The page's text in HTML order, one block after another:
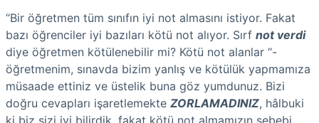
“Bir öğretmen tüm sınıfın iyi not almasını istiyor. Fakat
bazı öğrenciler iyi bazıları kötü not alıyor. Sırf not verdi
diye öğretmen kötülenebilir mi? Kötü not alanlar “-
öğretmenim, sınavda bizim yanlış ve kötülük yapmamıza
müsaade ettiniz ve üstelik buna göz yumdunuz. Bizi
doğru cevapları işaretlemekte ZORLAMADINIZ, hâlbuki
ki biz sizi iyi bilirdik, fakat kötü not almamızın sebebi